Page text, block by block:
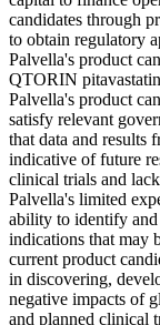
candidates through
to obtain regulatory
Palvella's product
QTORIN
Palvella's product
satisfy relevant
that data and results
indicative of future
clinical trials and
Palvella's limited
ability to identify and
indications that may
current product
in discovering,
negative impacts of
and planned clinical